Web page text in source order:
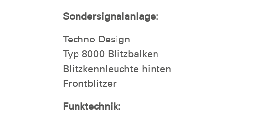
Sondersignalanlage:
Techno Design
Typ 8000 Blitzbalken
Blitzkennleuchte hinten
Frontblitzer
Funktechnik: